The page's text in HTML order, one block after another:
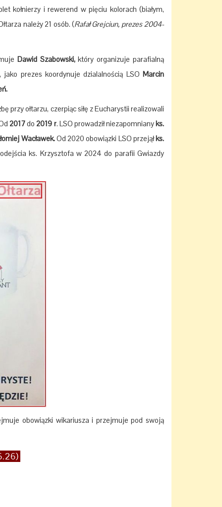
kołnierzy i rewerend w pięciu kolorach (białym,
należy 21 osób. (Rafał Grejciun, prezes 2004-
Dawid Szabowski,który organizuje parafialną
prezes koordynuje dzialalnością LSO Marcin
przy ołtarzu, czerpiąc siłę z Eucharystii realizowali
2017do 2019 r. LSO prowadził niezapomnianyks.
Wacławek.Od 2020 obowiązki LSO przejąłks.
ks. Krzysztofa w 2024 do parafii Gwiazdy
obowiązki wikariusza i przejmuje pod swoją